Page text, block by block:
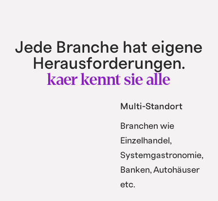
Jede Branche hat eigene
Herausforderungen.
kaer kennt sie alle
Multi-Standort
Branchen wie
Einzelhandel,
Systemgastronomie,
Banken, Autohäuser
etc.